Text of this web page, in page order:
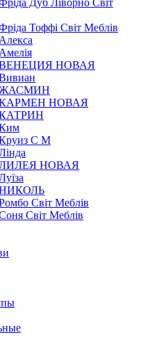
Дуб Ліворно Світ
Тоффі Світ Меблів
ВЕНЕЦИЯ НОВАЯ
ЖАСМИН
КАРМЕН НОВАЯ
КАТРИН
С М
ЛИЛЕЯ НОВАЯ
НИКОЛЬ
Світ Меблів
Світ Меблів